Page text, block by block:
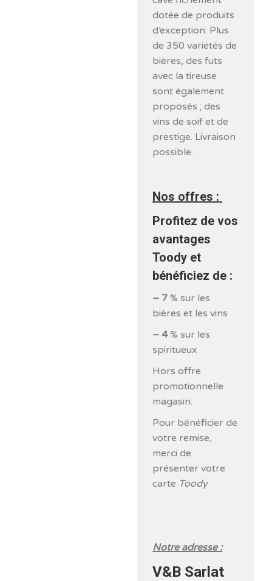
dotée de produits
d’exception. Plus
de 350 variétés de
bières, des futs
avec la tireuse
sont également
proposés ; des
vins de soif et de
prestige. Livraison
possible.
Nos offres :
Profitez de vos
avantages
Toody et
bénéficiez de :
– 7 % sur les
bières et les vins
– 4% sur les
spiritueux
Hors offre
promotionnelle
magasin.
Pour bénéficier de
votre remise,
merci de
présenter votre
carte Toody
Notre adresse :
V&B Sarlat